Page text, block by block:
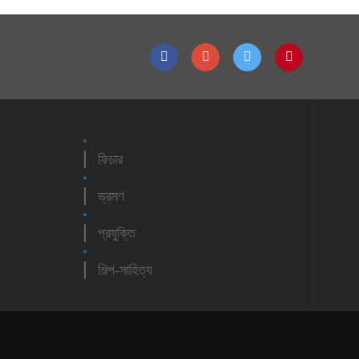
ফিচার
ভ্রমণ
প্রযুক্তি
শিল্প-সাহিত্য